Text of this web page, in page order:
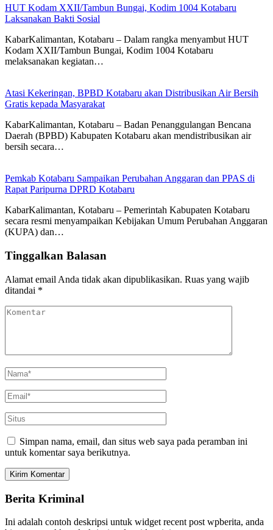
HUT Kodam XXII/Tambun Bungai, Kodim 1004 Kotabaru
Laksanakan Bakti Sosial
KabarKalimantan, Kotabaru – Dalam rangka menyambut HUT
Kodam XXII/Tambun Bungai, Kodim 1004 Kotabaru
melaksanakan kegiatan…
Atasi Kekeringan, BPBD Kotabaru akan Distribusikan Air Bersih
Gratis kepada Masyarakat
KabarKalimantan, Kotabaru – Badan Penanggulangan Bencana
Daerah (BPBD) Kabupaten Kotabaru akan mendistribusikan air
bersih secara…
Pemkab Kotabaru Sampaikan Perubahan Anggaran dan PPAS di
Rapat Paripurna DPRD Kotabaru
KabarKalimantan, Kotabaru – Pemerintah Kabupaten Kotabaru
secara resmi menyampaikan Kebijakan Umum Perubahan Anggaran
(KUPA) dan…
Tinggalkan Balasan
Alamat email Anda tidak akan dipublikasikan. Ruas yang wajib
ditandai *
Simpan nama, email, dan situs web saya pada peramban ini
untuk komentar saya berikutnya.
Berita Kriminal
Ini adalah contoh deskripsi untuk widget recent post wpberita, anda